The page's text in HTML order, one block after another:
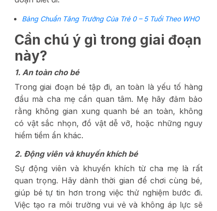
Bảng Chuẩn Tăng Trưởng Của Trẻ 0 – 5 Tuổi Theo WHO
Cần chú ý gì trong giai đoạn
này?
1. An toàn cho bé
Trong giai đoạn bé tập đi, an toàn là yếu tố hàng
đầu mà cha mẹ cần quan tâm. Mẹ hãy đảm bảo
rằng không gian xung quanh bé an toàn, không
có vật sắc nhọn, đồ vật dễ vỡ, hoặc những nguy
hiểm tiềm ẩn khác.
2. Động viên và khuyến khích bé
Sự động viên và khuyến khích từ cha mẹ là rất
quan trọng. Hãy dành thời gian để chơi cùng bé,
giúp bé tự tin hơn trong việc thử nghiệm bước đi.
Việc tạo ra môi trường vui vẻ và không áp lực sẽ